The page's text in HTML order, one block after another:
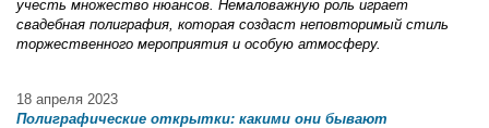
учесть множество нюансов. Немаловажную роль играет
свадебная полиграфия, которая создаст неповторимый стиль
торжественного мероприятия и особую атмосферу.
18 апреля 2023
Полиграфические открытки: какими они бывают